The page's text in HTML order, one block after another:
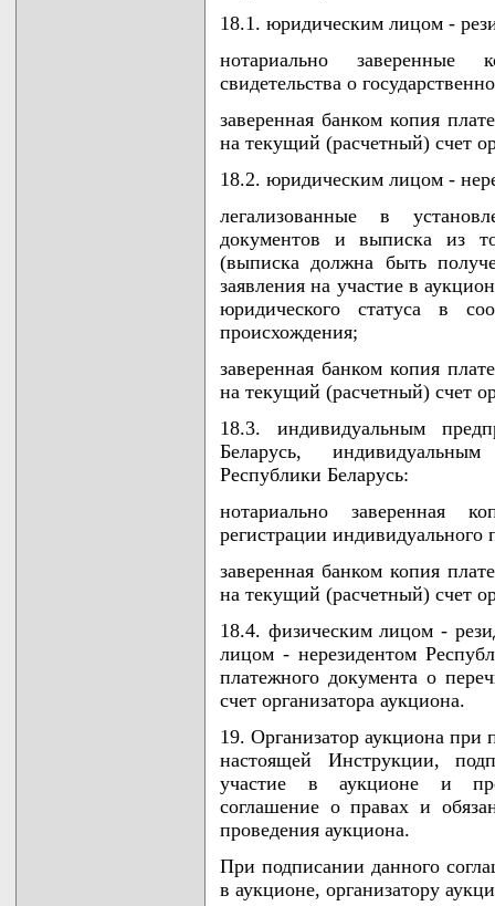
18.1. юридическим лицом -
нотариально заверенные
свидетельства о
заверенная банком копия
на текущий (расчетный) счет
18.2. юридическим лицом -
легализованные в
документов и выписка из
(выписка должна быть
заявления на участие в
юридического статуса в
происхождения;
заверенная банком копия
на текущий (расчетный) счет
18.3. индивидуальным
Беларусь,
Республики Беларусь:
нотариально заверенная
регистрации индивидуального
заверенная банком копия
на текущий (расчетный) счет
18.4. физическим лицом -
лицом - нерезидентом
платежного документа о
счет организатора аукциона.
19. Организатор аукциона при
настоящей Инструкции,
участие в аукционе и
соглашение о правах и
проведения аукциона.
При подписании данного
в аукционе, организатору